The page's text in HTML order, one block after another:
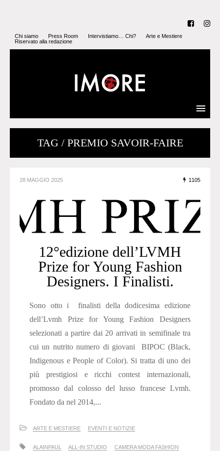
Chi siamo Press Room Intervistiamo… Chi?
Arte e Mestiere
Riservato alla redazione
TAG / PREMIO SAVOIR-FAIRE
28 MAGGIO 2025 1105
12°edizione dell’LVMH
Prize for Young Fashion
Designers. I Finalisti.
Sono otto i finalisti della dodicesima edizione
dell’Lvmh Prize for Young Fashion Designers
selezionati a partire dai 20 arrivati in semifinale tra
cui un nutrito numero di giovani BIPOC (Black,
Indigenous e People of Color). Si tratta di uno dei
più prestigiosi e ricchi contest internazionali,
promosso dal colosso del lusso francese Lvmh.
Fondato da nel 2014,...
ARTE E MESTIERE EVENTI E NOTIZIE
ALAINPAUL ALL-IN STUDIO
CAMERA MODA FASHION